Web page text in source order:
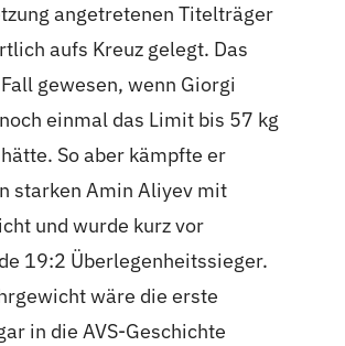
angetretenen Titelträger
aufs Kreuz gelegt. Das
gewesen, wenn Giorgi
einmal das Limit bis 57 kg
So aber kämpfte er
starken Amin Aliyev mit
und wurde kurz vor
19:2 Überlegenheitssieger.
wäre die erste
in die AVS-Geschichte